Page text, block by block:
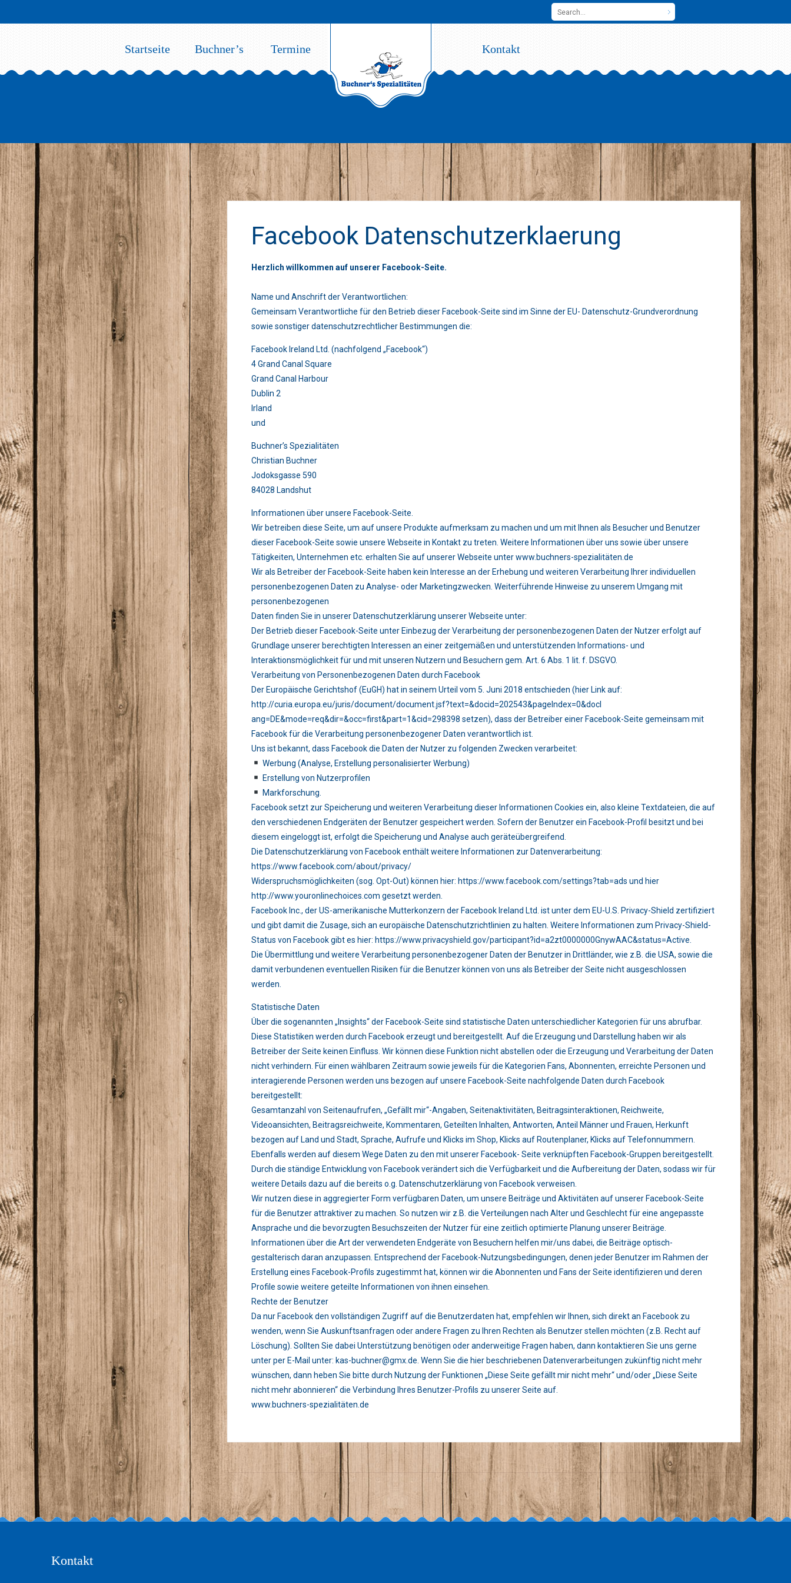
Startseite Buchner’s Termine Kontakt
Facebook Datenschutzerklaerung
Herzlich willkommen auf unserer Facebook-Seite.
Name und Anschrift der Verantwortlichen:
Gemeinsam Verantwortliche für den Betrieb dieser Facebook-Seite sind im Sinne der EU- Datenschutz-Grundverordnung
sowie sonstiger datenschutzrechtlicher Bestimmungen die:
Facebook Ireland Ltd. (nachfolgend „Facebook“)
4 Grand Canal Square
Grand Canal Harbour
Dublin 2
Irland
und
Buchner’s Spezialitäten
Christian Buchner
Jodoksgasse 590
84028 Landshut
Informationen über unsere Facebook-Seite.
Wir betreiben diese Seite, um auf unsere Produkte aufmerksam zu machen und um mit Ihnen als Besucher und Benutzer
dieser Facebook-Seite sowie unsere Webseite in Kontakt zu treten. Weitere Informationen über uns sowie über unsere
Tätigkeiten, Unternehmen etc. erhalten Sie auf unserer Webseite unter www.buchners-spezialitäten.de
Wir als Betreiber der Facebook-Seite haben kein Interesse an der Erhebung und weiteren Verarbeitung Ihrer individuellen
personenbezogenen Daten zu Analyse- oder Marketingzwecken. Weiterführende Hinweise zu unserem Umgang mit
personenbezogenen
Daten finden Sie in unserer Datenschutzerklärung unserer Webseite unter:
Der Betrieb dieser Facebook-Seite unter Einbezug der Verarbeitung der personenbezogenen Daten der Nutzer erfolgt auf
Grundlage unserer berechtigten Interessen an einer zeitgemäßen und unterstützenden Informations- und
Interaktionsmöglichkeit für und mit unseren Nutzern und Besuchern gem. Art. 6 Abs. 1 lit. f. DSGVO.
Verarbeitung von Personenbezogenen Daten durch Facebook
Der Europäische Gerichtshof (EuGH) hat in seinem Urteil vom 5. Juni 2018 entschieden (hier Link auf:
http://curia.europa.eu/juris/document/document.jsf?text=&docid=202543&pageIndex=0&docl
ang=DE&mode=req&dir=&occ=first&part=1&cid=298398 setzen), dass der Betreiber einer Facebook-Seite gemeinsam mit
Facebook für die Verarbeitung personenbezogener Daten verantwortlich ist.
Uns ist bekannt, dass Facebook die Daten der Nutzer zu folgenden Zwecken verarbeitet:
Werbung (Analyse, Erstellung personalisierter Werbung)
Erstellung von Nutzerprofilen
Markforschung.
Facebook setzt zur Speicherung und weiteren Verarbeitung dieser Informationen Cookies ein, also kleine Textdateien, die auf
den verschiedenen Endgeräten der Benutzer gespeichert werden. Sofern der Benutzer ein Facebook-Profil besitzt und bei
diesem eingeloggt ist, erfolgt die Speicherung und Analyse auch geräteübergreifend.
Die Datenschutzerklärung von Facebook enthält weitere Informationen zur Datenverarbeitung:
https://www.facebook.com/about/privacy/
Widerspruchsmöglichkeiten (sog. Opt-Out) können hier: https://www.facebook.com/settings?tab=ads und hier
http://www.youronlinechoices.com gesetzt werden.
Facebook Inc., der US-amerikanische Mutterkonzern der Facebook Ireland Ltd. ist unter dem EU-U.S. Privacy-Shield zertifiziert
und gibt damit die Zusage, sich an europäische Datenschutzrichtlinien zu halten. Weitere Informationen zum Privacy-Shield-
Status von Facebook gibt es hier: https://www.privacyshield.gov/participant?id=a2zt0000000GnywAAC&status=Active.
Die Übermittlung und weitere Verarbeitung personenbezogener Daten der Benutzer in Drittländer, wie z.B. die USA, sowie die
damit verbundenen eventuellen Risiken für die Benutzer können von uns als Betreiber der Seite nicht ausgeschlossen
werden.
Statistische Daten
Über die sogenannten „Insights“ der Facebook-Seite sind statistische Daten unterschiedlicher Kategorien für uns abrufbar.
Diese Statistiken werden durch Facebook erzeugt und bereitgestellt. Auf die Erzeugung und Darstellung haben wir als
Betreiber der Seite keinen Einfluss. Wir können diese Funktion nicht abstellen oder die Erzeugung und Verarbeitung der Daten
nicht verhindern. Für einen wählbaren Zeitraum sowie jeweils für die Kategorien Fans, Abonnenten, erreichte Personen und
interagierende Personen werden uns bezogen auf unsere Facebook-Seite nachfolgende Daten durch Facebook
bereitgestellt:
Gesamtanzahl von Seitenaufrufen, „Gefällt mir“-Angaben, Seitenaktivitäten, Beitragsinteraktionen, Reichweite,
Videoansichten, Beitragsreichweite, Kommentaren, Geteilten Inhalten, Antworten, Anteil Männer und Frauen, Herkunft
bezogen auf Land und Stadt, Sprache, Aufrufe und Klicks im Shop, Klicks auf Routenplaner, Klicks auf Telefonnummern.
Ebenfalls werden auf diesem Wege Daten zu den mit unserer Facebook- Seite verknüpften Facebook-Gruppen bereitgestellt.
Durch die ständige Entwicklung von Facebook verändert sich die Verfügbarkeit und die Aufbereitung der Daten, sodass wir für
weitere Details dazu auf die bereits o.g. Datenschutzerklärung von Facebook verweisen.
Wir nutzen diese in aggregierter Form verfügbaren Daten, um unsere Beiträge und Aktivitäten auf unserer Facebook-Seite
für die Benutzer attraktiver zu machen. So nutzen wir z.B. die Verteilungen nach Alter und Geschlecht für eine angepasste
Ansprache und die bevorzugten Besuchszeiten der Nutzer für eine zeitlich optimierte Planung unserer Beiträge.
Informationen über die Art der verwendeten Endgeräte von Besuchern helfen mir/uns dabei, die Beiträge optisch-
gestalterisch daran anzupassen. Entsprechend der Facebook-Nutzungsbedingungen, denen jeder Benutzer im Rahmen der
Erstellung eines Facebook-Profils zugestimmt hat, können wir die Abonnenten und Fans der Seite identifizieren und deren
Profile sowie weitere geteilte Informationen von ihnen einsehen.
Rechte der Benutzer
Da nur Facebook den vollständigen Zugriff auf die Benutzerdaten hat, empfehlen wir Ihnen, sich direkt an Facebook zu
wenden, wenn Sie Auskunftsanfragen oder andere Fragen zu Ihren Rechten als Benutzer stellen möchten (z.B. Recht auf
Löschung). Sollten Sie dabei Unterstützung benötigen oder anderweitige Fragen haben, dann kontaktieren Sie uns gerne
unter per E-Mail unter: kas-buchner@gmx.de. Wenn Sie die hier beschriebenen Datenverarbeitungen zukünftig nicht mehr
wünschen, dann heben Sie bitte durch Nutzung der Funktionen „Diese Seite gefällt mir nicht mehr“ und/oder „Diese Seite
nicht mehr abonnieren“ die Verbindung Ihres Benutzer-Profils zu unserer Seite auf.
www.buchners-spezialitäten.de
Kontakt